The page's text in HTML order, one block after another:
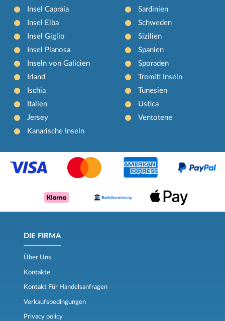
Insel Capraia
Insel Elba
Insel Giglio
Insel Pianosa
Inseln von Galicien
Irland
Ischia
Italien
Jersey
Kanarische Inseln
Sardinien
Schweden
Sizilien
Spanien
Sporaden
Tremiti Inseln
Tunesien
Ustica
Ventotene
DIE FIRMA
Über Uns
Kontakte
Kontakt Für Handelsanfragen
Verkaufsbedingungen
Privacy policy